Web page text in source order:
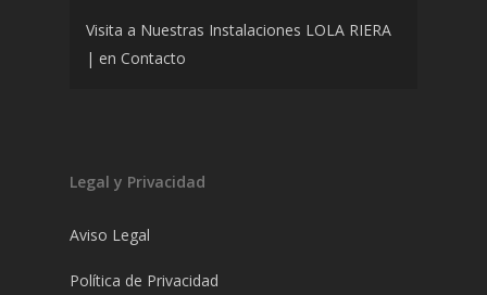
Visita a Nuestras Instalaciones LOLA RIERA
| en Contacto
Legal y Privacidad
Aviso Legal
Política de Privacidad